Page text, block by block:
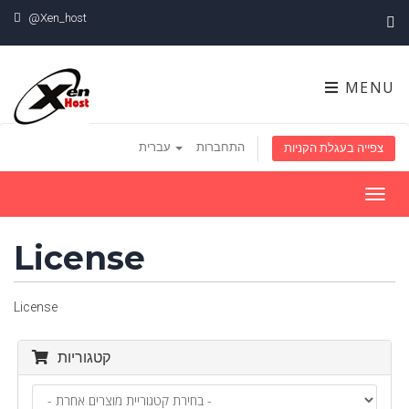
@Xen_host
MENU
התחברות צפייה בעגלת הקניות
License
License
קטגוריות